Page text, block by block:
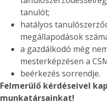
tanulót;
hatályos
megállapodások
a gazdálkodó még
mesterképzésen a
beérkezés sorrendje.
Felmerülő kérdéseivel
munkatársainkat!